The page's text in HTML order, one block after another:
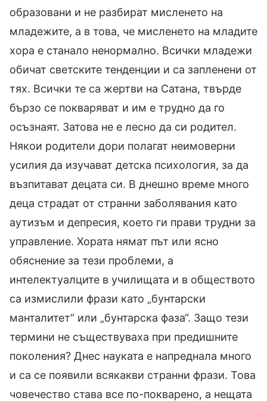
образовани и не разбират мисленето на
младежите, а в това, че мисленето на младите
хора е станало ненормално. Всички младежи
обичат светските тенденции и са запленени от
тях. Всички те са жертви на Сатана, твърде
бързо се покваряват и им е трудно да го
осъзнаят. Затова не е лесно да си родител.
Някои родители дори полагат неимоверни
усилия да изучават детска психология, за да
възпитават децата си. В днешно време много
деца страдат от странни заболявания като
аутизъм и депресия, което ги прави трудни за
управление. Хората нямат път или ясно
обяснение за тези проблеми, а
интелектуалците в училищата и в обществото
са измислили фрази като „бунтарски
манталитет“ или „бунтарска фаза“. Защо тези
термини не съществуваха при предишните
поколения? Днес науката е напреднала много
и са се появили всякакви странни фрази. Това
човечество става все по-покварено, а нещата